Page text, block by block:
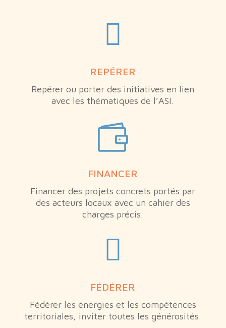

REPÉRER
Repérer ou porter des initiatives en lien
avec les thématiques de l’ASI.

FINANCER
Financer des projets concrets portés par
des acteurs locaux avec un cahier des
charges précis.

FÉDÉRER
Fédérer les énergies et les compétences
territoriales, inviter toutes les générosités.